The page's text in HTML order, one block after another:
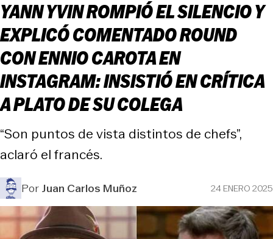
YANN YVIN ROMPIÓ EL SILENCIO Y
EXPLICÓ COMENTADO ROUND
CON ENNIO CAROTA EN
INSTAGRAM: INSISTIÓ EN CRÍTICA
A PLATO DE SU COLEGA
“Son puntos de vista distintos de chefs”,
aclaró el francés.
PorJuan Carlos Muñoz 24 ENERO 2025